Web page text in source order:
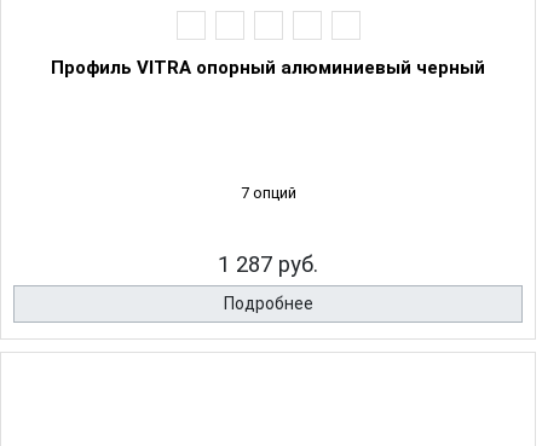
Профиль VITRA опорный алюминиевый черный
7 опций
1 287 руб.
Подробнее